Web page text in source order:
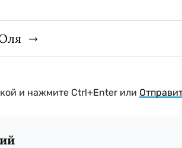
и нажмите Ctrl+Enter или